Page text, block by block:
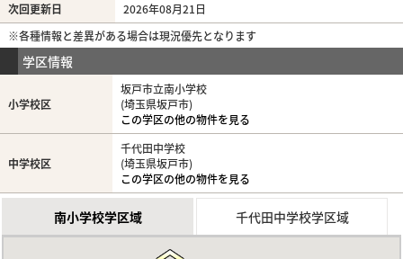
次回更新日
2026年08月21日
※各種情報と差異がある場合は現況優先となります
学区情報
小学校区
坂戸市立南小学校
(埼玉県坂戸市)
この学区の他の物件を見る
中学校区
千代田中学校
(埼玉県坂戸市)
この学区の他の物件を見る
南小学校学区域 千代田中学校学区域